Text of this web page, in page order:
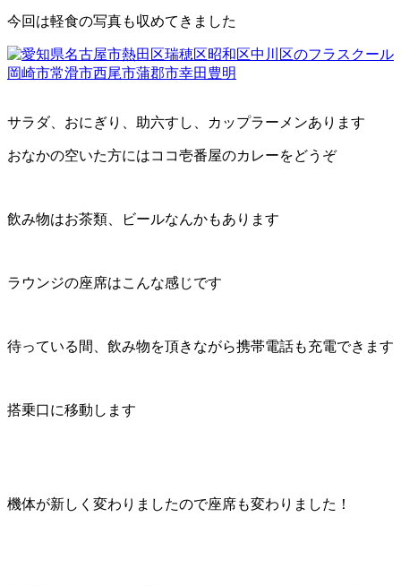
今回は軽食の写真も収めてきました
サラダ、おにぎり、助六すし、カップラーメンあります
おなかの空いた方にはココ壱番屋のカレーをどうぞ
飲み物はお茶類、ビールなんかもあります
ラウンジの座席はこんな感じです
待っている間、飲み物を頂きながら携帯電話も充電できます
搭乗口に移動します
機体が新しく変わりましたので座席も変わりました！